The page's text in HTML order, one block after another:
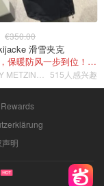
€350.00
滑雪夹克
滑雪级防护，保暖防风一步到位！仅剩s！
515人感兴趣
声明